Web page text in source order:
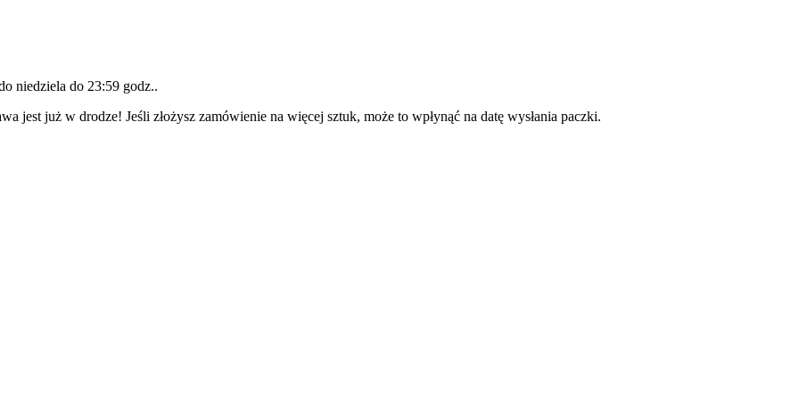
niedziela do 23:59 godz..
jest już w drodze! Jeśli złożysz zamówienie na więcej sztuk, może to wpłynąć na datę wysłania paczki.